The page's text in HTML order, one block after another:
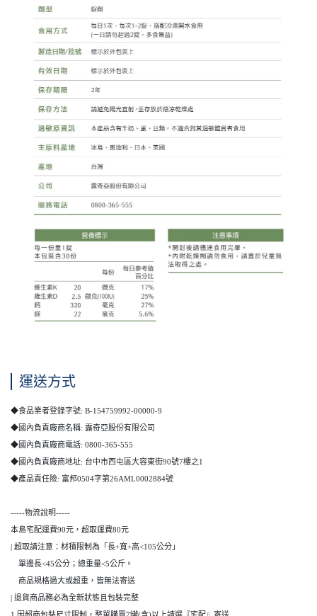
運送方式
◆食品業者登錄字號: B-154759992-00000-9
◆國內負責廠商名稱: 露奇亞股份有限公司
◆國內負責廠商電話: 0800-365-555
◆國內負責廠商地址: 台中市西屯區大容東街90號7樓之1
◆產品責任險: 富邦0504字第26AML0002884號
-----物流說明-----
本島宅配運費90元，超取運費80元
| 超取請注意：材積限制為「長+寬+高<105公分」
單邊長<45公分；總重量<5公斤。
商品規格過大或超重，皆無法寄送
| 退貨商品務必為全新狀態且包裝完整